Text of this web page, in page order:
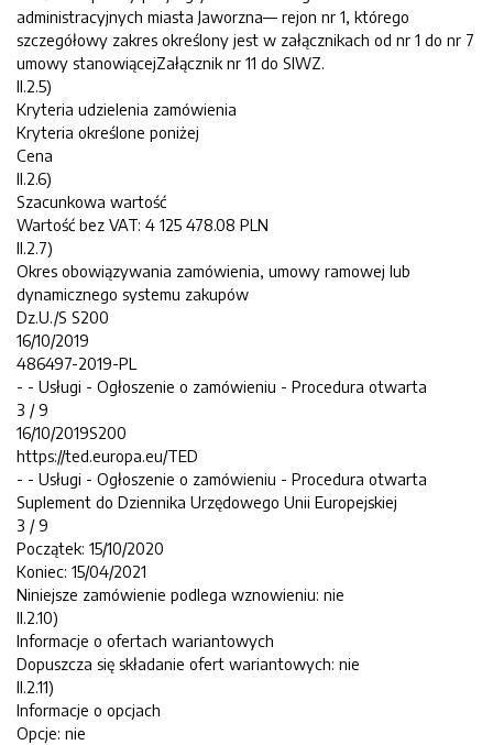
administracyjnych miasta Jaworzna— rejon nr 1, którego
szczegółowy zakres określony jest w załącznikach od nr 1 do nr 7
umowy stanowiącejZałącznik nr 11 do SIWZ.
II.2.5)
Kryteria udzielenia zamówienia
Kryteria określone poniżej
Cena
II.2.6)
Szacunkowa wartość
Wartość bez VAT: 4 125 478.08 PLN
II.2.7)
Okres obowiązywania zamówienia, umowy ramowej lub
dynamicznego systemu zakupów
Dz.U./S S200
16/10/2019
486497-2019-PL
- - Usługi - Ogłoszenie o zamówieniu - Procedura otwarta
3 / 9
16/10/2019S200
https://ted.europa.eu/TED
- - Usługi - Ogłoszenie o zamówieniu - Procedura otwarta
Suplement do Dziennika Urzędowego Unii Europejskiej
3 / 9
Początek: 15/10/2020
Koniec: 15/04/2021
Niniejsze zamówienie podlega wznowieniu: nie
II.2.10)
Informacje o ofertach wariantowych
Dopuszcza się składanie ofert wariantowych: nie
II.2.11)
Informacje o opcjach
Opcje: nie